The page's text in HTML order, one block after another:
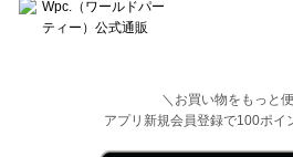
＼お買い物をもっと
アプリ新規会員登録で100ポイ